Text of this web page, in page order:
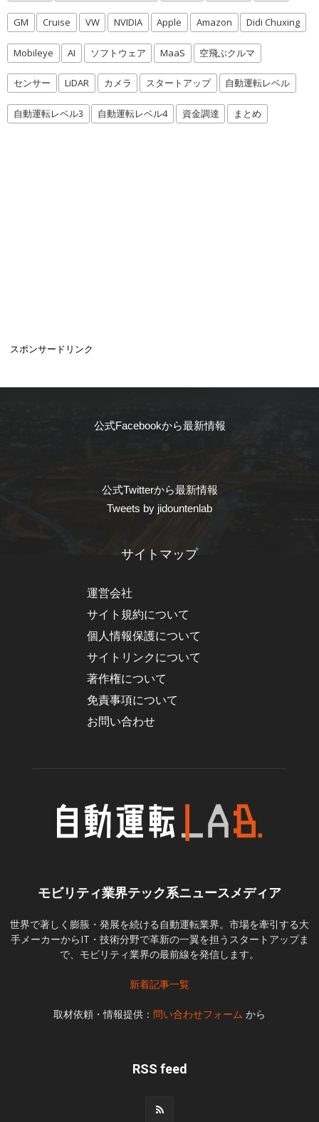
GM Cruise VW NVIDIA Apple Amazon Didi Chuxing
Mobileye AI ソフトウェア MaaS 空飛ぶクルマ
センサー LiDAR カメラ スタートアップ 自動運転レベル
自動運転レベル3 自動運転レベル4 資金調達 まとめ
スポンサードリンク
公式Facebookから最新情報
公式Twitterから最新情報
Tweets by jidountenlab
サイトマップ
運営会社
サイト規約について
個人情報保護について
サイトリンクについて
著作権について
免責事項について
お問い合わせ
モビリティ業界テック系ニュースメディア
世界で著しく膨脹・発展を続ける自動運転業界。市場を牽引する大
手メーカーからIT・技術分野で革新の一翼を担うスタートアップま
で、モビリティ業界の最前線を発信します。
新着記事一覧
取材依頼・情報提供： 問い合わせフォーム から
RSS feed